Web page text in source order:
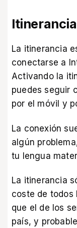
La itinerancia
conectarse a
Activando la
puedes seguir
por el móvil y
La conexión
algún
tu lengua
La itinerancia
coste de todos
que el de los
país, y